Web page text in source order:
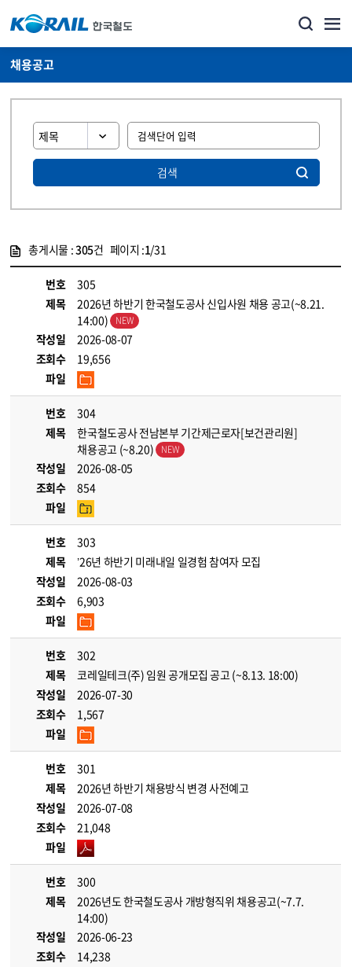
채용공고
검색
총게시물 :305건 페이지 :1/31
번호
305
제목
2026년 하반기 한국철도공사 신입사원 채용 공고(~8.21.
14:00)
작성일
2026-08-07
조회수
19,656
파일
번호
304
제목
한국철도공사 전남본부 기간제근로자[보건관리원]
채용공고 (~8.20)
작성일
2026-08-05
조회수
854
파일
번호
303
제목
’26년 하반기 미래내일 일경험 참여자 모집
작성일
2026-08-03
조회수
6,903
파일
번호
302
제목
코레일테크(주) 임원 공개모집 공고 (~8.13. 18:00)
작성일
2026-07-30
조회수
1,567
파일
번호
301
제목
2026년 하반기 채용방식 변경 사전예고
작성일
2026-07-08
조회수
21,048
파일
번호
300
제목
2026년도 한국철도공사 개방형직위 채용공고(~7.7.
14:00)
작성일
2026-06-23
조회수
14,238